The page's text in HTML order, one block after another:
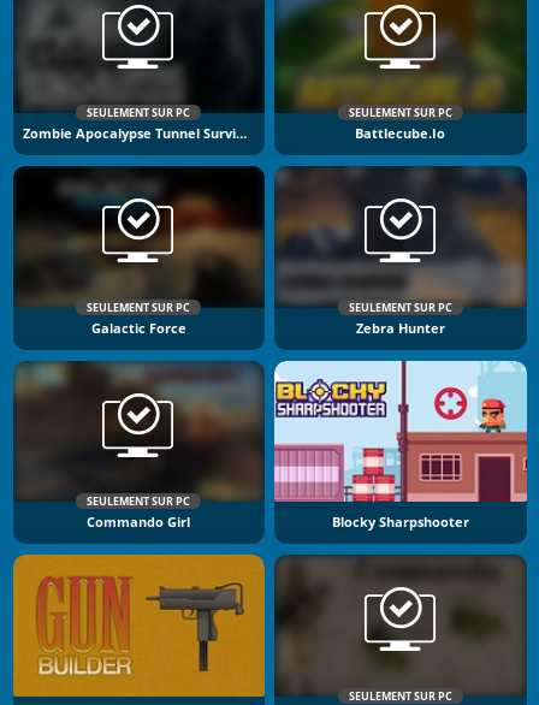
SEULEMENT SUR PC
Zombie Apocalypse Tunnel Survival
SEULEMENT SUR PC
Battlecube.io
SEULEMENT SUR PC
Galactic Force
SEULEMENT SUR PC
Zebra Hunter
SEULEMENT SUR PC
Commando Girl Blocky Sharpshooter
SEULEMENT SUR PC